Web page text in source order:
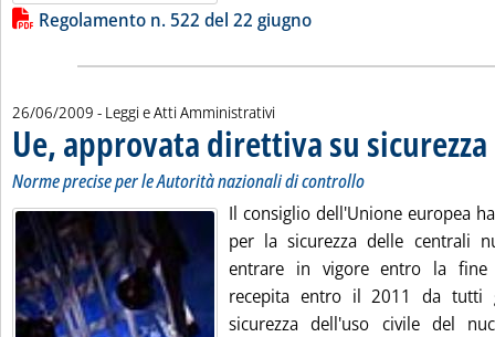
Lista allegati PDF alla notizia
Regolamento n. 522 del 22 giugno
26/06/2009 - Leggi e Atti Amministrativi
Ue, approvata direttiva su
Norme precise per le Autorità nazionali di controllo
Il consiglio dell'Unione europea
per la sicurezza delle centrali
entrare in vigore entro la fine
recepita entro il 2011 da tutti
sicurezza dell'uso civile del